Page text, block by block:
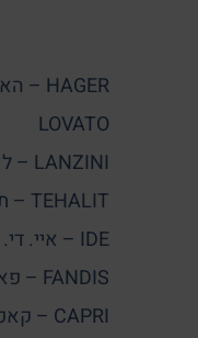
HAGER – האגר
LOVATO
LANZINI – לנזיני
TEHALIT – תעלית
IDE – איי. די. אי
FANDIS – פאנדיס
CAPRI – קאפרי